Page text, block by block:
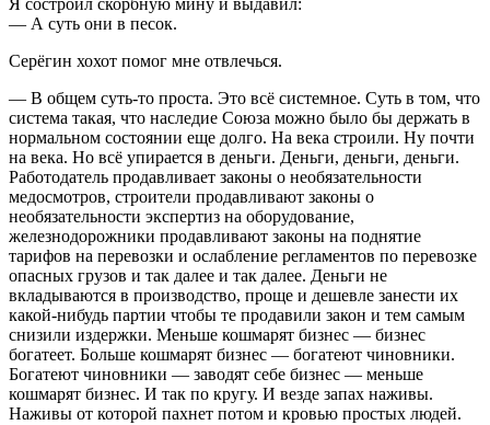
Я состроил скорбную мину и выдавил:
— А суть они в песок.
Серёгин хохот помог мне отвлечься.
— В общем суть-то проста. Это всё системное. Суть в том, что
система такая, что наследие Союза можно было бы держать в
нормальном состоянии еще долго. На века строили. Ну почти
на века. Но всё упирается в деньги. Деньги, деньги, деньги.
Работодатель продавливает законы о необязательности
медосмотров, строители продавливают законы о
необязательности экспертиз на оборудование,
железнодорожники продавливают законы на поднятие
тарифов на перевозки и ослабление регламентов по перевозке
опасных грузов и так далее и так далее. Деньги не
вкладываются в производство, проще и дешевле занести их
какой-нибудь партии чтобы те продавили закон и тем самым
снизили издержки. Меньше кошмарят бизнес — бизнес
богатеет. Больше кошмарят бизнес — богатеют чиновники.
Богатеют чиновники — заводят себе бизнес — меньше
кошмарят бизнес. И так по кругу. И везде запах наживы.
Наживы от которой пахнет потом и кровью простых людей.